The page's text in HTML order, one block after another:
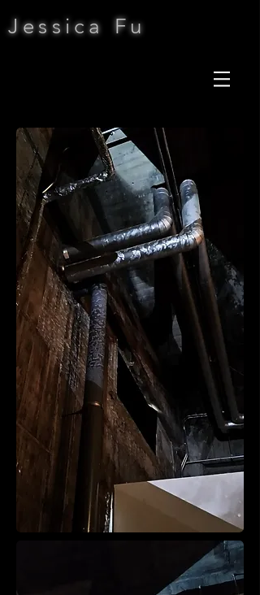
Jessica Fu